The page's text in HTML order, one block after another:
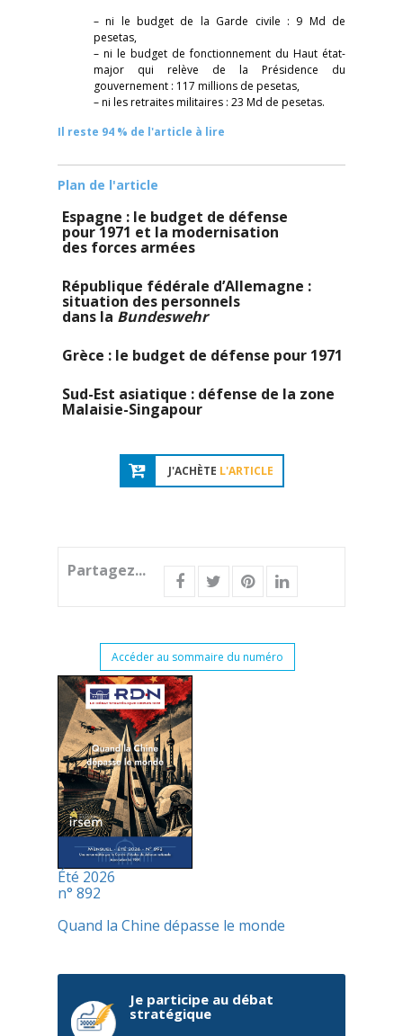
– ni le budget de la Garde civile : 9 Md de
pesetas,
– ni le budget de fonctionnement du Haut état-
major qui relève de la Présidence du
gouvernement : 117 millions de pesetas,
– ni les retraites militaires : 23 Md de pesetas.
Il reste 94 % de l'article à lire
Plan de l'article
Espagne : le budget de défense
pour 1971 et la modernisation
des forces armées
République fédérale d’Allemagne :
situation des personnels
dans la Bundeswehr
Grèce : le budget de défense pour 1971
Sud-Est asiatique : défense de la zone
Malaisie-Singapour
J'ACHÈTE L'ARTICLE
Partagez...
Accéder au sommaire du numéro
Été 2026
n° 892
Quand la Chine dépasse le monde
Je participe au débat
stratégique